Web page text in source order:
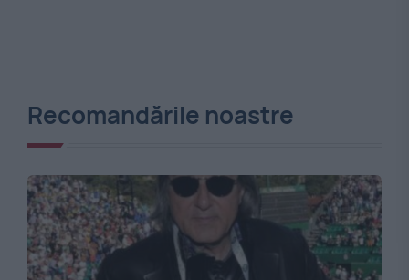
Recomandările noastre